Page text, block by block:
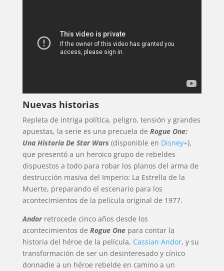
Nuevas historias
Repleta de intriga política, peligro, tensión y grandes
apuestas, la serie es una precuela de Rogue One:
Una Historia De Star Wars (disponible en Disney+),
que presentó a un heroico grupo de rebeldes
dispuestos a todo para robar los planos del arma de
destrucción masiva del Imperio: La Estrella de la
Muerte, preparando el escenario para los
acontecimientos de la película original de 1977.
Andor retrocede cinco años desde los
acontecimientos de Rogue One para contar la
historia del héroe de la película, Cassian Andor, y su
transformación de ser un desinteresado y cínico
donnadie a un héroe rebelde en camino a un